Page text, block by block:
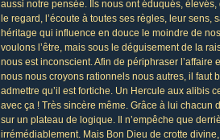
aussi notre pensée. Ils nous ont éduqués,
le regard, l’écoute à toutes ses règles, leur
héritage qui influence en douce le moindre de
voulons l’être, mais sous le déguisement de la
nous est inconscient. Afin de périphraser l’affaire
nous nous croyons rationnels nous autres, il faut
admettre qu’il est fortiche. Un Hercule aux alibis
avec ça ! Très sincère même. Grâce à lui chacun
sur un plateau de logique. Il n’empêche que
irrémédiablement. Mais Bon Dieu de crotte